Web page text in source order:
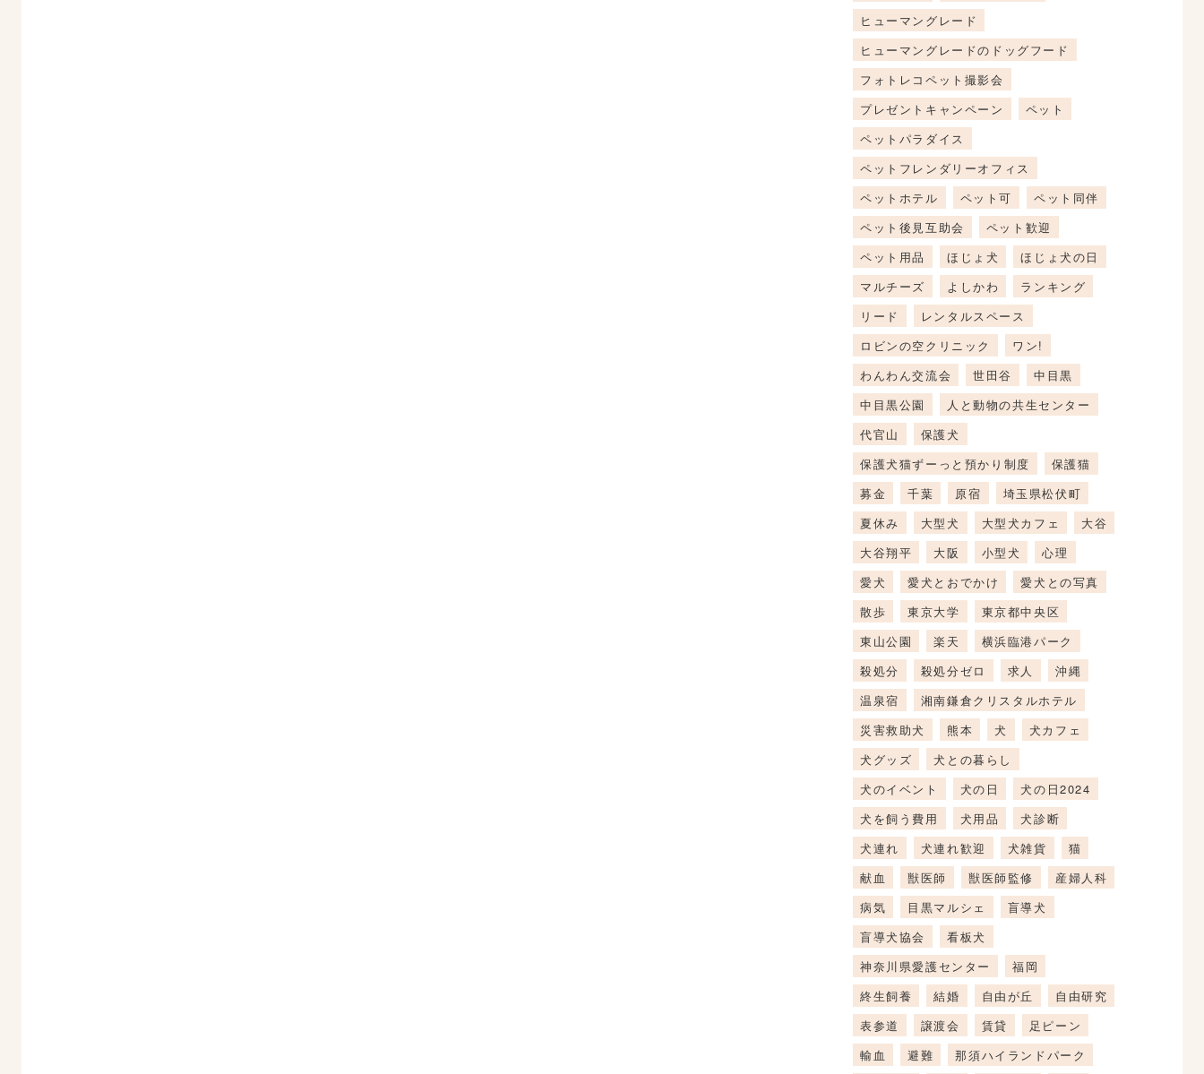
ヒューマングレード
ヒューマングレードのドッグフード
フォトレコペット撮影会
プレゼントキャンペーン
ペット
ペットパラダイス
ペットフレンダリーオフィス
ペットホテル
ペット可
ペット同伴
ペット後見互助会
ペット歓迎
ペット用品
ほじょ犬
ほじょ犬の日
マルチーズ
よしかわ
ランキング
リード
レンタルスペース
ロビンの空クリニック
ワン!
わんわん交流会
世田谷
中目黒
中目黒公園
人と動物の共生センター
代官山
保護犬
保護犬猫ずーっと預かり制度
保護猫
募金
千葉 原宿
埼玉県松伏町
夏休み
大型犬 大型犬カフェ
大谷
大谷翔平
大阪 小型犬
心理
愛犬
愛犬とおでかけ
愛犬との写真
散歩
東京大学
東京都中央区
東山公園
楽天
横浜臨港パーク
殺処分
殺処分ゼロ 求人
沖縄
温泉宿
湘南鎌倉クリスタルホテル
災害救助犬
熊本 犬
犬カフェ
犬グッズ
犬との暮らし
犬のイベント
犬の日
犬の日2024
犬を飼う費用
犬用品
犬診断
犬連れ
犬連れ歓迎 犬雑貨
猫
献血
獣医師 獣医師監修
産婦人科
病気
目黒マルシェ
盲導犬
盲導犬協会
看板犬
神奈川県愛護センター
福岡
終生飼養
結婚 自由が丘
自由研究
表参道
譲渡会 賃貸
足ピーン
輸血
避難 那須ハイランドパーク